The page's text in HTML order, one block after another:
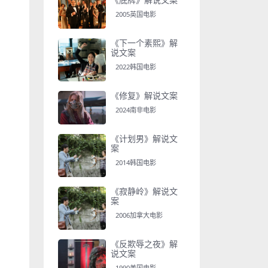
2005英国电影
《下一个素熙》解
说文案
2022韩国电影
《修复》解说文案
2024南非电影
《计划男》解说文
案
2014韩国电影
《寂静岭》解说文
案
2006加拿大电影
《反欺辱之夜》解
说文案